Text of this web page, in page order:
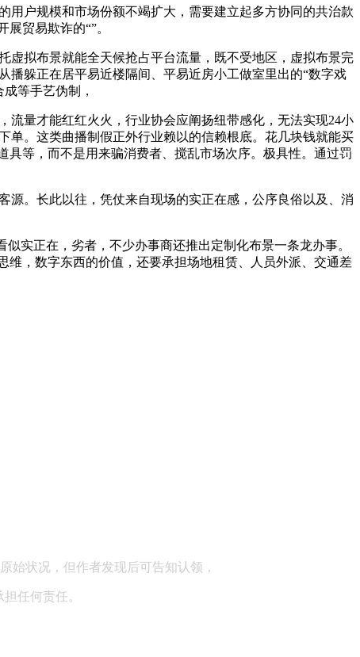
户规模和市场份额不竭扩大，需要建立起多方协同的共治款
贸易欺诈的“”。
拟布景就能全天候抢占平台流量，既不受地区，虚拟布景完
躲正在居平易近楼隔间、平易近房小工做室里出的“数字戏
等手艺伪制，
量才能红红火火，行业协会应阐扬纽带感化，无法实现24小
单。这类曲播制假正外行业赖以的信赖根底。花几块钱就能买
等，而不是用来骗消费者、搅乱市场次序。极具性。通过罚
。长此以往，凭仗来自现场的实正在感，公序良俗以及、消
实正在，劣者，不少办事商还推出定制化布景一条龙办事。
维，数字东西的价值，还要承担场地租赁、人员外派、交通差
始状况，但作者发现后可告知认领，
任何责任。